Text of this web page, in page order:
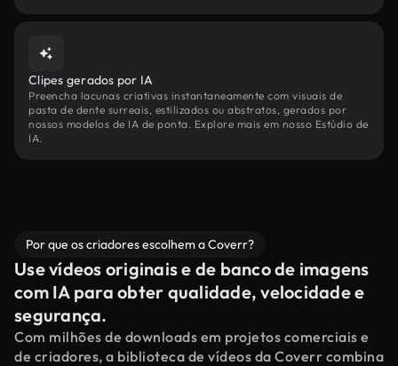
Clipes gerados por IA
Preencha lacunas criativas instantaneamente com visuais de
pasta de dente surreais, estilizados ou abstratos, gerados por
nossos modelos de IA de ponta. Explore mais em nosso Estúdio de
IA.
Por que os criadores escolhem a Coverr?
Use vídeos originais e de banco de imagens
com IA para obter qualidade, velocidade e
segurança.
Com milhões de downloads em projetos comerciais e
de criadores, a biblioteca de vídeos da Coverr combina